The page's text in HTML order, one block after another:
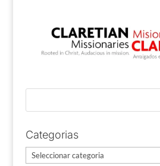
Categorias
Categorias